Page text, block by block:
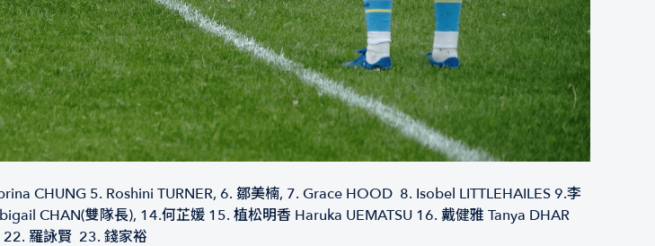
CHUNG 5. Roshini TURNER, 6. 鄒美楠, 7. Grace HOOD 8. Isobel LITTLEHAILES 9.李
CHAN(雙隊長), 14.何芷媛 15. 植松明香 Haruka UEMATSU 16. 戴健雅 Tanya DHAR
22. 羅詠賢 23. 錢家裕